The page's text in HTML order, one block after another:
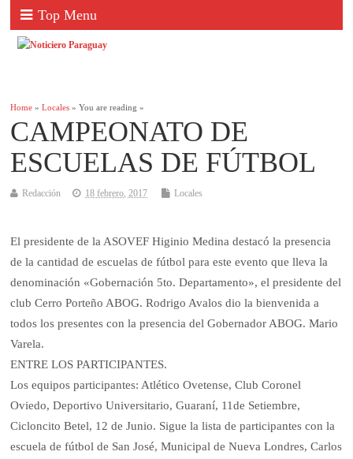
Top Menu
Home »Locales » You are reading »
CAMPEONATO DE
ESCUELAS DE FÚTBOL
Redacción 18 febrero, 2017 Locales
El presidente de la ASOVEF Higinio Medina destacó la presencia
de la cantidad de escuelas de fútbol para este evento que lleva la
denominación «Gobernación 5to. Departamento», el presidente del
club Cerro Porteño ABOG. Rodrigo Avalos dio la bienvenida a
todos los presentes con la presencia del Gobernador ABOG. Mario
Varela.
ENTRE LOS PARTICIPANTES.
Los equipos participantes: Atlético Ovetense, Club Coronel
Oviedo, Deportivo Universitario, Guaraní, 11de Setiembre,
Cicloncito Betel, 12 de Junio. Sigue la lista de participantes con la
escuela de fútbol de San José, Municipal de Nueva Londres, Carlos